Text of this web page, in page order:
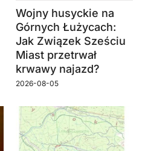
Wojny husyckie na
Górnych Łużycach:
Jak Związek Sześciu
Miast przetrwał
krwawy najazd?
2026-08-05